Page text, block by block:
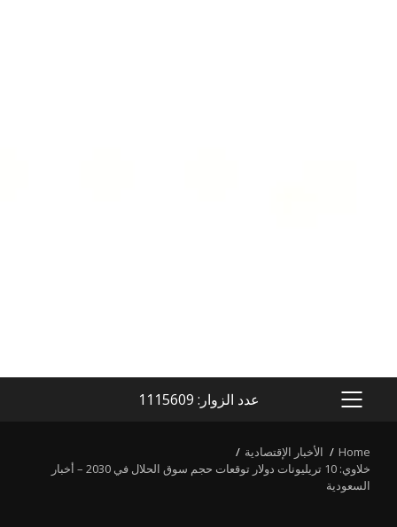
PRIMARY
عدد الزوار: 1115609
Home
الأخبار الإقتصادية
خلاوي: 10 تريليونات دولار توقعات حجم سوق الحلال في 2030 – أخبار
السعودية